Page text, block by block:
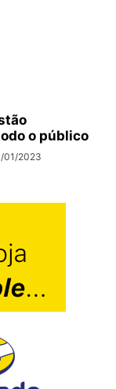
o público
01/2023